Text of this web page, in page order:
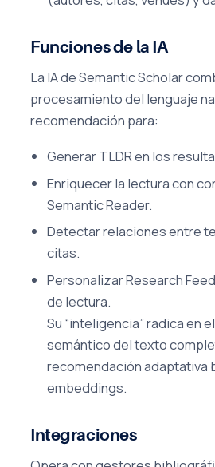
Funciones de la IA
La IA de Semantic Scholar
procesamiento del lenguaje
recomendación para:
Generar TLDR en los
Enriquecer la lectura con
Semantic Reader.
Detectar relaciones entre
citas.
Personalizar Research
de lectura.
Su “inteligencia” radica en
semántico del texto
recomendación adaptativa
embeddings.
Integraciones